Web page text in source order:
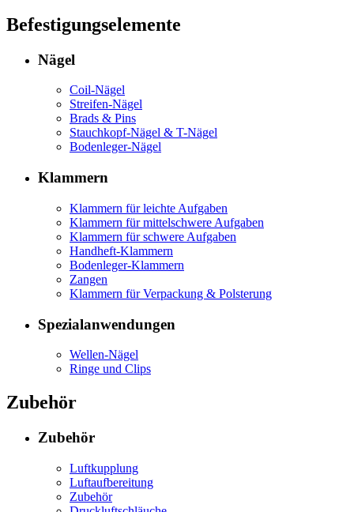
Befestigungselemente
Nägel
Coil-Nägel
Streifen-Nägel
Brads & Pins
Stauchkopf-Nägel & T-Nägel
Bodenleger-Nägel
Klammern
Klammern für leichte Aufgaben
Klammern für mittelschwere Aufgaben
Klammern für schwere Aufgaben
Handheft-Klammern
Bodenleger-Klammern
Zangen
Klammern für Verpackung & Polsterung
Spezialanwendungen
Wellen-Nägel
Ringe und Clips
Zubehör
Zubehör
Luftkupplung
Luftaufbereitung
Zubehör